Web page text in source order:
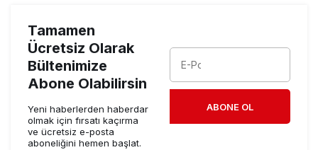
Tamamen
Ücretsiz Olarak
Bültenimize
Abone Olabilirsin
Yeni haberlerden haberdar
olmak için fırsatı kaçırma
ve ücretsiz e-posta
aboneliğini hemen başlat.
ABONE OL